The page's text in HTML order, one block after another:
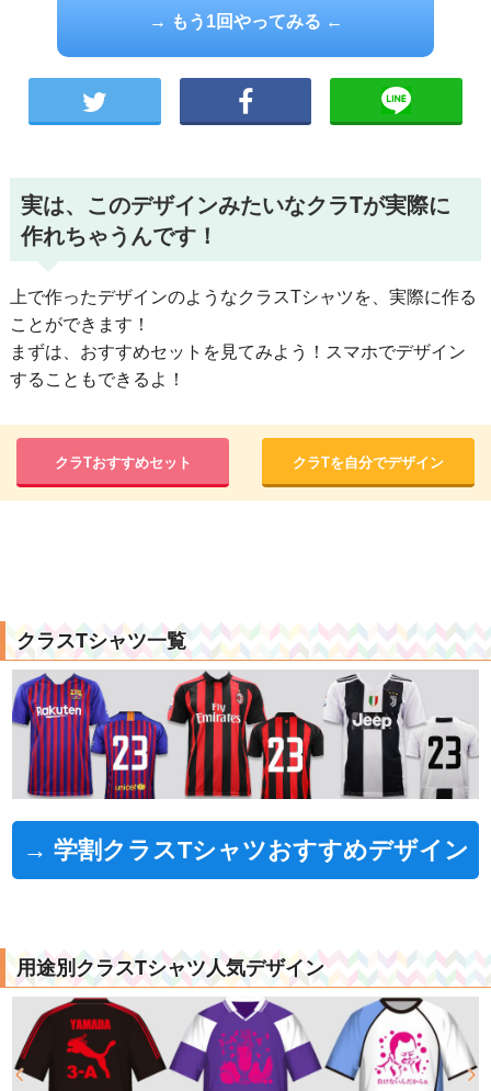
→ もう1回やってみる ←
実は、このデザインみたいなクラTが実際に
作れちゃうんです！
上で作ったデザインのようなクラスTシャツを、実際に作る
ことができます！
まずは、おすすめセットを見てみよう！スマホでデザイン
することもできるよ！
クラTおすすめセット クラTを自分でデザイン
クラスTシャツ一覧
→ 学割クラスTシャツおすすめデザイン
用途別クラスTシャツ人気デザイン